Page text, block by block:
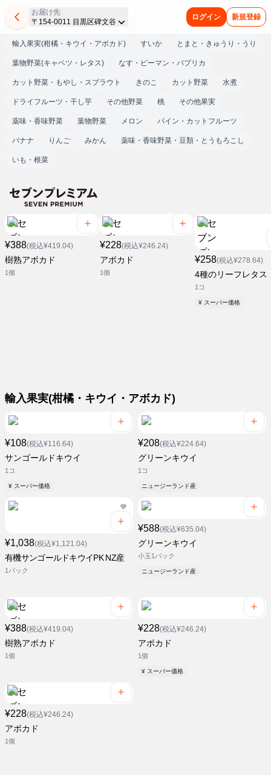
お届け先
〒154-0011 目黒区碑文谷
ログイン 新規登録
輸入果実(柑橘・キウイ・アボカド) すいか とまと・きゅうり・うり
葉物野菜(キャベツ・レタス) なす・ピーマン・パプリカ
カット野菜・もやし・スプラウト きのこ カット野菜 水煮
ドライフルーツ・干し芋 その他野菜 桃 その他果実
薬味・香味野菜 葉物野菜 メロン パイン・カットフルーツ
バナナ りんご みかん 薬味・香味野菜・豆類・とうもろこし
いも・根菜
¥388(税込¥419.04)
樹熟アボカド
1個
¥228(税込¥246.24)
アボカド
1個
¥258(税込¥278.64)
4種のリーフレタス
1コ
¥ スーパー価格
輸入果実(柑橘・キウイ・アボカド)
¥108(税込¥116.64)
サンゴールドキウイ
1コ
¥ スーパー価格
¥208(税込¥224.64)
グリーンキウイ
1コ
ニュージーランド産
¥1,038(税込¥1,121.04)
有機サンゴールドキウイPK NZ産
1パック
¥588(税込¥635.04)
グリーンキウイ
小玉1パック
ニュージーランド産
¥388(税込¥419.04)
樹熟アボカド
1個
¥228(税込¥246.24)
アボカド
1個
¥ スーパー価格
¥228(税込¥246.24)
アボカド
1個